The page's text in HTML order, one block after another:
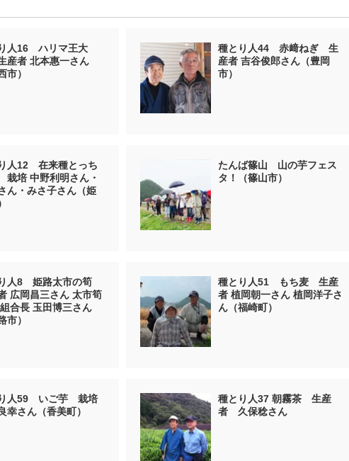
人16 ハリマ王大
者 北本惠一さん
市）
種とり人44 赤﨑ねぎ 生
産者 吉谷俊郎さん（豊岡
市）
人12 在来種とっち
培 中野利明さん・
ん・みさ子さん（姫
たんば篠山 山の芋フェス
タ！（篠山市）
人8 姫路太市の筍
広岡昌三さん 太市筍
合長 玉田博三さん
市）
種とり人51 もち麦 生産
者 植岡朝一さん 植岡洋子さ
ん（福崎町）
人59 いご芋 栽培
幸さん（香美町）
種とり人37 朝霧茶 生産
者 久保稔さん